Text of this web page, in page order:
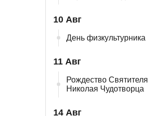
10 Авг
День физкультурника
11 Авг
Рождество Святителя
Николая Чудотворца
14 Авг